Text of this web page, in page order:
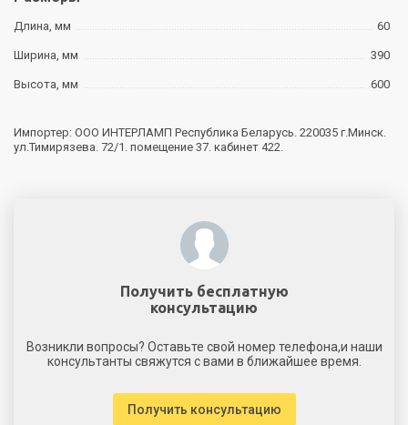
Длина, мм 60
Ширина, мм 390
Высота, мм 600
Импортер: ООО ИНТЕРЛАМП Республика Беларусь. 220035 г.Минск.
ул.Тимирязева. 72/1. помещение 37. кабинет 422.
Получить бесплатную
консультацию
Возникли вопросы? Оставьте свой номер телефона,и наши
консультанты свяжутся с вами в ближайшее время.
Получить консультацию